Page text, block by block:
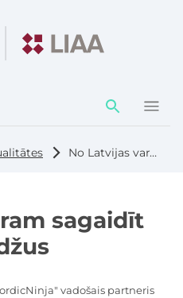
Darbības
elementi
No Latvijas varam sagaidīt jaunus vienradžus
sagaidīt
vadošais partneris